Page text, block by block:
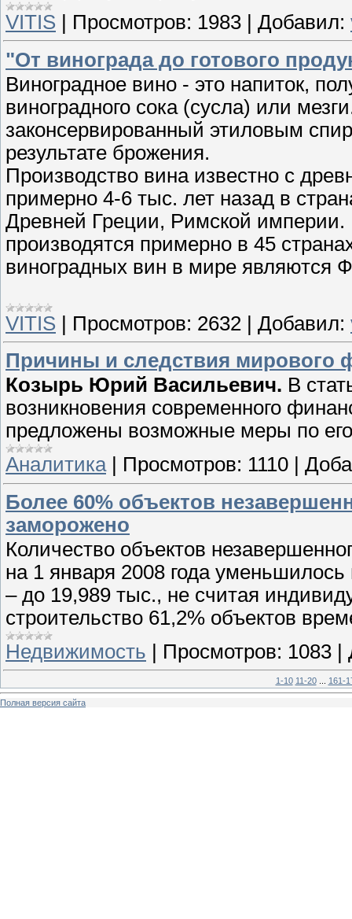
VITIS
Просмотров: 1983 Добавил:
"От винограда до готового
Виноградное вино - это напиток,
виноградного сока (сусла) или
законсервированный этиловым
результате брожения.
Производство вина известно с
примерно 4-6 тыс. лет назад в
Древней Греции, Римской
производятся примерно в 45
виноградных вин в мире являются
VITIS | Просмотров: 2632 | Добавил:
Причины и следствия мирового
Козырь Юрий Васильевич. В
возникновения современного
предложены возможные меры по
Аналитика| Просмотров: 1110
Более 60% объектов
заморожено
Количество объектов
на 1 января 2008 года
– до 19,989 тыс., не считая
строительство 61,2% объектов
Недвижимость
Просмотров: 1083
1-10 11-20 161-
Полная версия сайта